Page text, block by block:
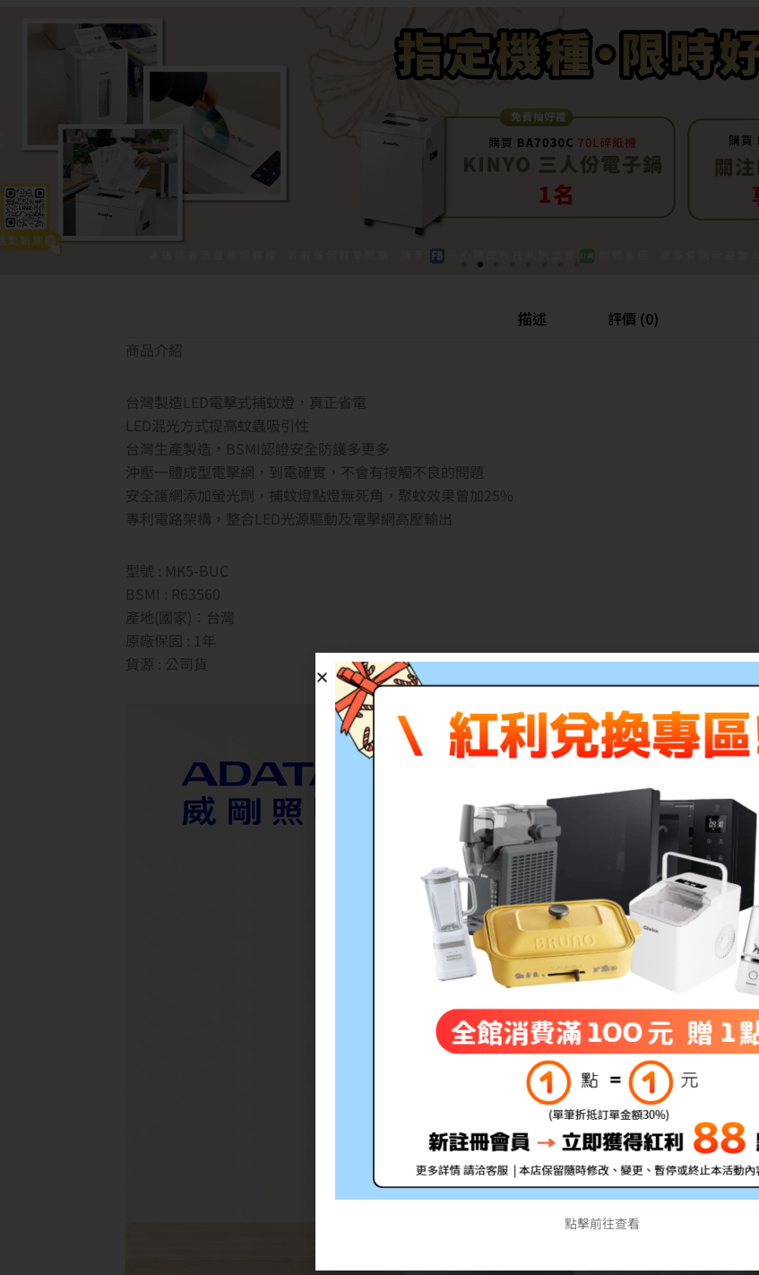
描述
評價 (0)
商品介紹
台灣製造LED電擊式捕蚊燈，真正省電
LED混光方式提高蚊蟲吸引性
台灣生產製造，BSMI認證安全防護多更多
沖壓一體成型電擊網，到電確實，不會有接觸不良的問題
安全護網添加螢光劑，捕蚊燈點燈無死角，聚蚊效果曾加25%
專利電路架構，整合LED光源驅動及電擊網高壓輸出
型號 : MK5-BUC
BSMI : R63560
產地(國家)：台灣
原廠保固 : 1年
貨源 : 公司貨
點擊前往查看